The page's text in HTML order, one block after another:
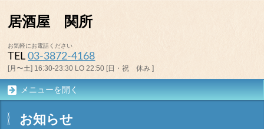
居酒屋 関所
お気軽にお電話ください
TEL03-3872-4168
[月〜土] 16:30-23:30 LO 22:50 [日・祝 休み ]
メニューを開く
お知らせ